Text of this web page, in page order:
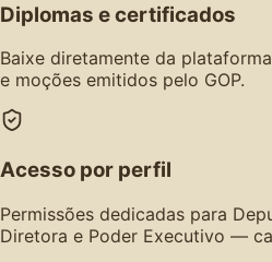
Diplomas e certificados
Baixe diretamente da
e moções emitidos pelo GOP.
Acesso por perfil
Permissões dedicadas para
Diretora e Poder Executivo —